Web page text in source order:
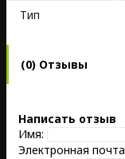
Тип
(0) Отзывы
Написать отзыв
Имя:
Электронная